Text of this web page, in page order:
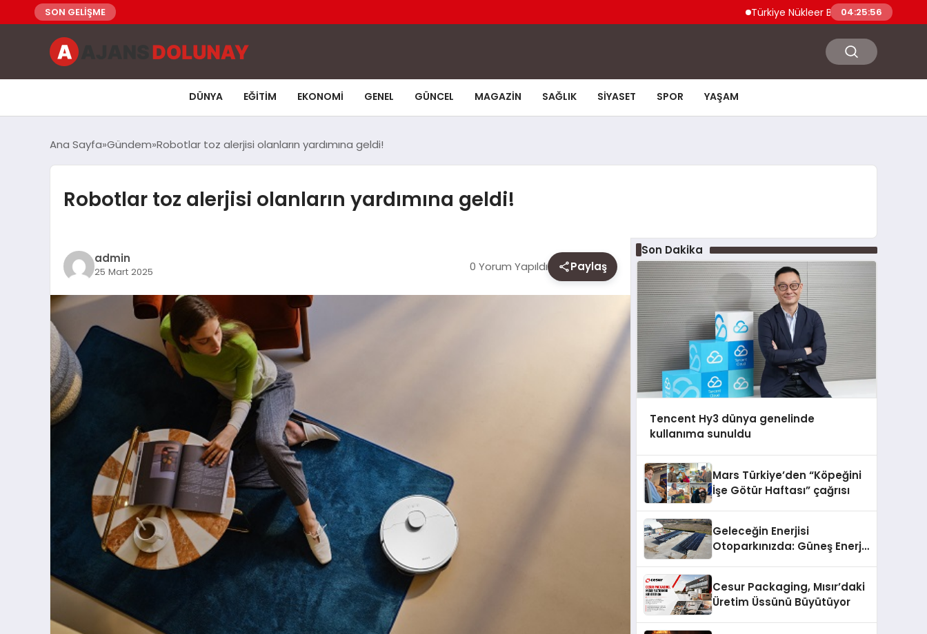
SON GELİŞME Türkiye Nükleer Bilim Olimpiyatı’na İlk Kez
04:25:57
DÜNYA EĞITIM EKONOMI GENEL GÜNCEL MAGAZIN SAĞLIK SIYASET SPOR YAŞAM
Ana Sayfa Gündem Robotlar toz alerjisi olanların yardımına geldi!
Robotlar toz alerjisi olanların yardımına geldi!
admin
25 Mart 2025 0 Yorum Yapıldı Paylaş
Son Dakika
Tencent Hy3 dünya genelinde
kullanıma sunuldu
Mars Türkiye’den “Köpeğini
İşe Götür Haftası” çağrısı
Geleceğin Enerjisi
Otoparkınızda: Güneş Enerjili
Cesur Packaging, Mısır’daki
Üretim Üssünü Büyütüyor